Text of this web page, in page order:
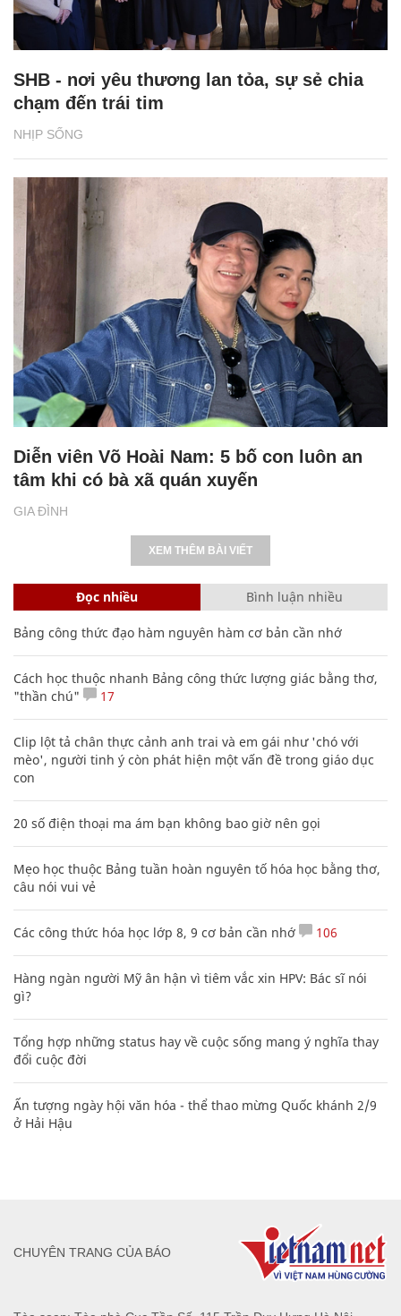
NHỊP SỐNG
SHB - nơi yêu thương lan tỏa, sự sẻ chia
chạm đến trái tim
GIA ĐÌNH
Diễn viên Võ Hoài Nam: 5 bố con luôn an
tâm khi có bà xã quán xuyến
XEM THÊM BÀI VIẾT
Đọc nhiều Bình luận nhiều
Bảng công thức đạo hàm nguyên hàm cơ bản cần nhớ
Cách học thuộc nhanh Bảng công thức lượng giác bằng thơ,
"thần chú"
17
Clip lột tả chân thực cảnh anh trai và em gái như 'chó với
mèo', người tinh ý còn phát hiện một vấn đề trong giáo dục
con
20 số điện thoại ma ám bạn không bao giờ nên gọi
Mẹo học thuộc Bảng tuần hoàn nguyên tố hóa học bằng thơ,
câu nói vui vẻ
Các công thức hóa học lớp 8, 9 cơ bản cần nhớ 106
Hàng ngàn người Mỹ ân hận vì tiêm vắc xin HPV: Bác sĩ nói
gì?
Tổng hợp những status hay về cuộc sống mang ý nghĩa thay
đổi cuộc đời
Ấn tượng ngày hội văn hóa - thể thao mừng Quốc khánh 2/9
ở Hải Hậu
CHUYÊN TRANG CỦA BÁO